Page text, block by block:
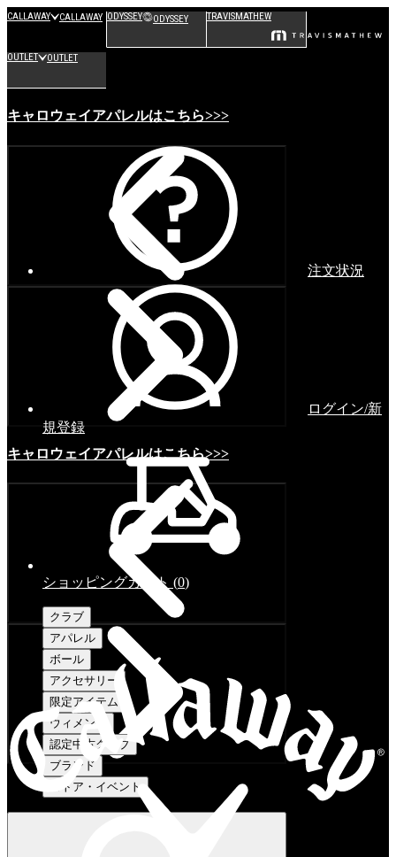
CALLAWAY CALLAWAY ODYSSEY ODYSSEY TRAVISMATHEW
OUTLET OUTLET
キャロウェイアパレルはこちら>>>
キャロウェイアパレルはこちら>>>
注文状況
ログイン/新
規登録
ショッピングカート (0)
クラブ
アパレル
ボール
アクセサリー
限定アイテム
ウィメンズ
認定中古クラブ
ブランド
ストア・イベント